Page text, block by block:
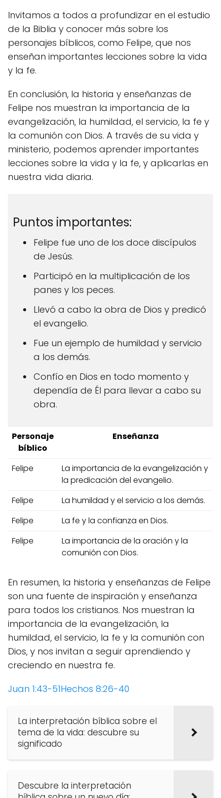
Invitamos a todos a profundizar en el estudio
de la Biblia y conocer más sobre los
personajes bíblicos, como Felipe, que nos
enseñan importantes lecciones sobre la vida
y la fe.
En conclusión, la historia y enseñanzas de
Felipe nos muestran la importancia de la
evangelización, la humildad, el servicio, la fe y
la comunión con Dios. A través de su vida y
ministerio, podemos aprender importantes
lecciones sobre la vida y la fe, y aplicarlas en
nuestra vida diaria.
Puntos importantes:
Felipe fue uno de los doce discípulos
de Jesús.
Participó en la multiplicación de los
panes y los peces.
Llevó a cabo la obra de Dios y predicó
el evangelio.
Fue un ejemplo de humildad y servicio
a los demás.
Confío en Dios en todo momento y
dependía de Él para llevar a cabo su
obra.
Personaje
bíblico
Enseñanza
Felipe
La importancia de la evangelización y
la predicación del evangelio.
Felipe
La humildad y el servicio a los demás.
Felipe
La fe y la confianza en Dios.
Felipe
La importancia de la oración y la
comunión con Dios.
En resumen, la historia y enseñanzas de Felipe
son una fuente de inspiración y enseñanza
para todos los cristianos. Nos muestran la
importancia de la evangelización, la
humildad, el servicio, la fe y la comunión con
Dios, y nos invitan a seguir aprendiendo y
creciendo en nuestra fe.
Juan 1:43-51Hechos 8:26-40
La interpretación bíblica sobre el
tema de la vida: descubre su
significado
Descubre la interpretación